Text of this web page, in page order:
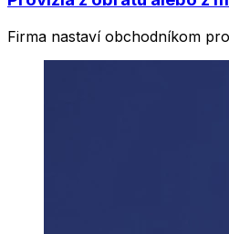
Firma nastaví obchodníkom